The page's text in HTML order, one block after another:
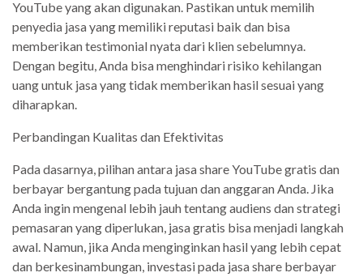
YouTube yang akan digunakan. Pastikan untuk memilih
penyedia jasa yang memiliki reputasi baik dan bisa
memberikan testimonial nyata dari klien sebelumnya.
Dengan begitu, Anda bisa menghindari risiko kehilangan
uang untuk jasa yang tidak memberikan hasil sesuai yang
diharapkan.
Perbandingan Kualitas dan Efektivitas
Pada dasarnya, pilihan antara jasa share YouTube gratis dan
berbayar bergantung pada tujuan dan anggaran Anda. Jika
Anda ingin mengenal lebih jauh tentang audiens dan strategi
pemasaran yang diperlukan, jasa gratis bisa menjadi langkah
awal. Namun, jika Anda menginginkan hasil yang lebih cepat
dan berkesinambungan, investasi pada jasa share berbayar